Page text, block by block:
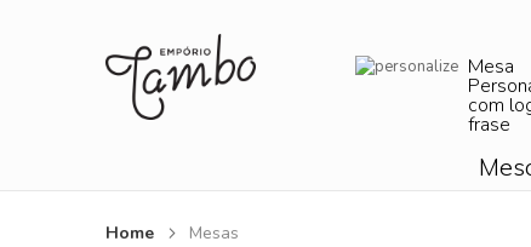
Mesa
com
frase
Home Mesas